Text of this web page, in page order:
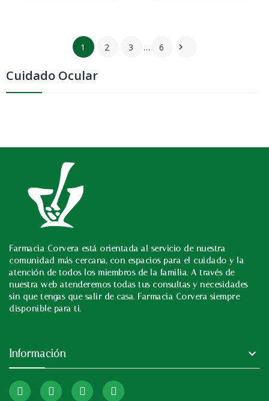
Cuidado Ocular
1 2 3 … 6 
Farmacia Corvera está orientada al servicio de nuestra
comunidad más cercana, con espacios para el cuidado y la
atención de todos los miembros de la familia. A través de
nuestra web atenderemos todas tus consultas y necesidades
sin que tengas que salir de casa. Farmacia Corvera siempre
disponible para ti.
Información 